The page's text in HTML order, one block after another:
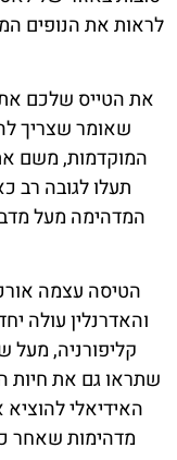
לראות את הנופים
את הטייס שלכם
שאומר שצריך
המוקדמות, משם
תעלו לגובה רב
המדהימה מעל
הטיסה עצמה
והאדרנלין עולה
קליפורניה, מעל
שתראו גם את חיות
האידיאלי
מדהימות שאחר